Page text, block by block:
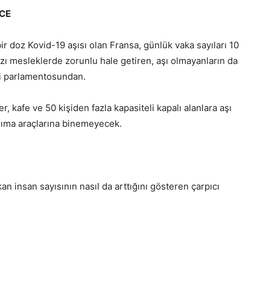
Kovid-19 aşısı olan Fransa, günlük vaka sayıları 10
mesleklerde zorunlu hale getiren, aşı olmayanların da
parlamentosundan.
kafe ve 50 kişiden fazla kapasiteli kapalı alanlara aşı
araçlarına binemeyecek.
insan sayısının nasıl da arttığını gösteren çarpıcı